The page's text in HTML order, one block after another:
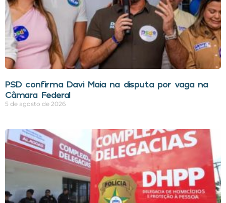
PSD confirma Davi Maia na disputa por vaga na
Câmara Federal
5 de agosto de 2026